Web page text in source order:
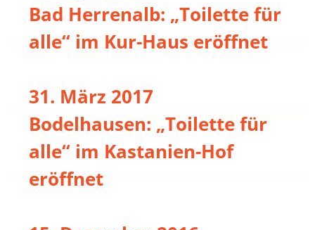
Bad Herrenalb: „Toilette für
alle“ im Kur-Haus eröffnet
31. März 2017
Bodelhausen: „Toilette für
alle“ im Kastanien-Hof
eröffnet